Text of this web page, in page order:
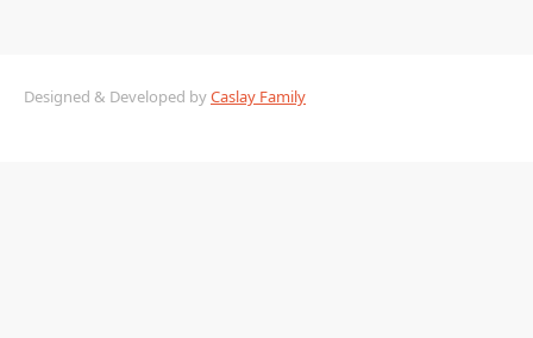
Designed & Developed byCaslay Family